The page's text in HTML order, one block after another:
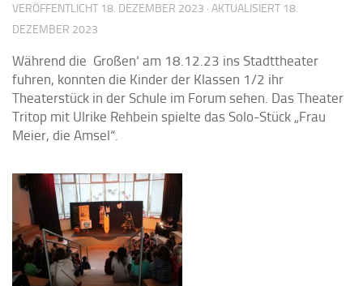
VERÖFFENTLICHT 18. DEZEMBER 2023 · AKTUALISIERT 18.
DEZEMBER 2023
Während die ‚Großen‘ am 18.12.23 ins Stadttheater
fuhren, konnten die Kinder der Klassen 1/2 ihr
Theaterstück in der Schule im Forum sehen. Das Theater
Tritop mit Ulrike Rehbein spielte das Solo-Stück „Frau
Meier, die Amsel“.